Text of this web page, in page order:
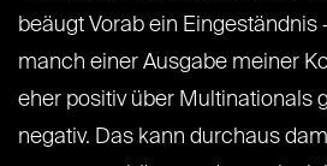
beäugt Vorab ein Eingeständnis
manch einer Ausgabe meiner
eher positiv über Multinationals
negativ. Das kann durchaus